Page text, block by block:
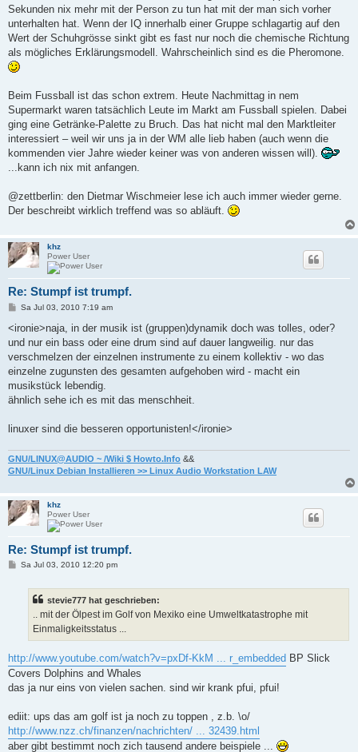
Sekunden nix mehr mit der Person zu tun hat mit der man sich vorher
unterhalten hat. Wenn der IQ innerhalb einer Gruppe schlagartig auf den
Wert der Schuhgrösse sinkt gibt es fast nur noch die chemische Richtung
als mögliches Erklärungsmodell. Wahrscheinlich sind es die Pheromone.
Beim Fussball ist das schon extrem. Heute Nachmittag in nem
Supermarkt waren tatsächlich Leute im Markt am Fussball spielen. Dabei
ging eine Getränke-Palette zu Bruch. Das hat nicht mal den Marktleiter
interessiert – weil wir uns ja in der WM alle lieb haben (auch wenn die
kommenden vier Jahre wieder keiner was von anderen wissen will).
...kann ich nix mit anfangen.
@zettberlin: den Dietmar Wischmeier lese ich auch immer wieder gerne.
Der beschreibt wirklich treffend was so abläuft.
khz
Power User
Re: Stumpf ist trumpf.
B
i
r
a
Sa Jul 03, 2010 7:19 am
<ironie>naja, in der musik ist (gruppen)dynamik doch was tolles, oder?
und nur ein bass oder eine drum sind auf dauer langweilig. nur das
verschmelzen der einzelnen instrumente zu einem kollektiv - wo das
einzelne zugunsten des gesamten aufgehoben wird - macht ein
musikstück lebendig.
ähnlich sehe ich es mit das menschheit.
linuxer sind die besseren opportunisten!</ironie>
GNU/LINUX@AUDIO ~ /Wiki $ Howto.Info &&
GNU/Linux Debian Installieren >> Linux Audio Workstation LAW
khz
Power User
Re: Stumpf ist trumpf.
BSa Jul 03, 2010 12:20 pm
stevie777 hat geschrieben:
.. mit der Ölpest im Golf von Mexiko eine Umweltkatastrophe mit
Einmaligkeitsstatus ...
http://www.youtube.com/watch?v=pxDf-KkM ... r_embedded BP Slick
Covers Dolphins and Whales
das ja nur eins von vielen sachen. sind wir krank pfui, pfui!
ediit: ups das am golf ist ja noch zu toppen , z.b. \o/
http://www.nzz.ch/finanzen/nachrichten/ ... 32439.html
aber gibt bestimmt noch zich tausend andere beispiele ...